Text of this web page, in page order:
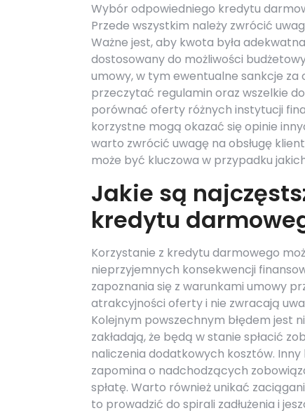
Wybór odpowiedniego kredytu
Przede wszystkim należy zwrócić
Ważne jest, aby kwota była
dostosowany do możliwości
umowy, w tym ewentualne sankcje za
przeczytać regulamin oraz wszelkie
porównać oferty różnych instytucji
korzystne mogą okazać się opinie
warto zwrócić uwagę na obsługę
może być kluczowa w przypadku
Jakie są
kredytu
Korzystanie z kredytu darmowego
nieprzyjemnych konsekwencji
zapoznania się z warunkami umowy
atrakcyjności oferty i nie zwracają
Kolejnym powszechnym błędem jest
zakładają, że będą w stanie spłacić
naliczenia dodatkowych kosztów.
zapomina o nadchodzących
spłatę. Warto również unikać
to prowadzić do spirali zadłużenia i